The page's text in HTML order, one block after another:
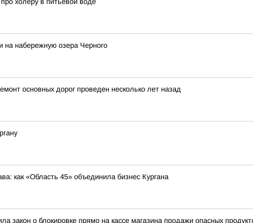
набережную озера Черного
основных дорог проведен несколько лет назад
как «Область 45» объединила бизнес Кургана
закон о блокировке прямо на кассе магазина продажи опасных